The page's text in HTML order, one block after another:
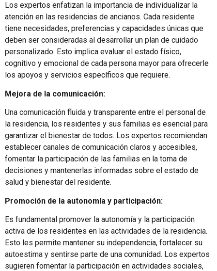
Los expertos enfatizan la importancia de individualizar la
atención en las residencias de ancianos. Cada residente
tiene necesidades, preferencias y capacidades únicas que
deben ser consideradas al desarrollar un plan de cuidado
personalizado. Esto implica evaluar el estado físico,
cognitivo y emocional de cada persona mayor para ofrecerle
los apoyos y servicios específicos que requiere.
Mejora de la comunicación:
Una comunicación fluida y transparente entre el personal de
la residencia, los residentes y sus familias es esencial para
garantizar el bienestar de todos. Los expertos recomiendan
establecer canales de comunicación claros y accesibles,
fomentar la participación de las familias en la toma de
decisiones y mantenerlas informadas sobre el estado de
salud y bienestar del residente.
Promoción de la autonomía y participación:
Es fundamental promover la autonomía y la participación
activa de los residentes en las actividades de la residencia.
Esto les permite mantener su independencia, fortalecer su
autoestima y sentirse parte de una comunidad. Los expertos
sugieren fomentar la participación en actividades sociales,